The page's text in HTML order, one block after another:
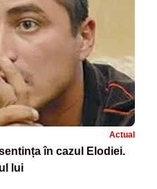
Actual
în cazul Elodiei.
lui